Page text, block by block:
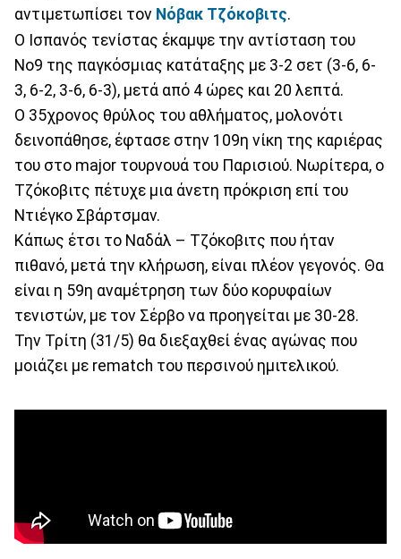
αντιμετωπίσει τον Νόβακ Τζόκοβιτς.
Ο Ισπανός τενίστας έκαμψε την αντίσταση του
Νο9 της παγκόσμιας κατάταξης με 3-2 σετ (3-6, 6-
3, 6-2, 3-6, 6-3), μετά από 4 ώρες και 20 λεπτά.
Ο 35χρονος θρύλος του αθλήματος, μολονότι
δεινοπάθησε, έφτασε στην 109η νίκη της καριέρας
του στο major τουρνουά του Παρισιού. Νωρίτερα, ο
Τζόκοβιτς πέτυχε μια άνετη πρόκριση επί του
Ντιέγκο Σβάρτσμαν.
Κάπως έτσι το Ναδάλ – Τζόκοβιτς που ήταν
πιθανό, μετά την κλήρωση, είναι πλέον γεγονός. Θα
είναι η 59η αναμέτρηση των δύο κορυφαίων
τενιστών, με τον Σέρβο να προηγείται με 30-28.
Την Τρίτη (31/5) θα διεξαχθεί ένας αγώνας που
μοιάζει με rematch του περσινού ημιτελικού.